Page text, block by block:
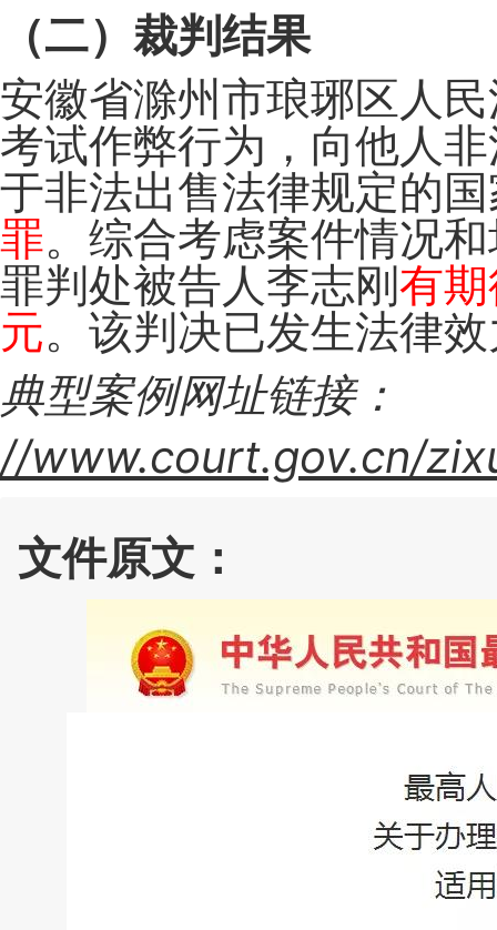
（二）裁判结果
安徽省滁州市琅琊区人
考试作弊行为，向他人
于非法出售法律规定的
罪。综合考虑案件情况
罪判处被告人李志刚有
元。该判决已发生法律
典型案例网址链接：
//www.court.gov.cn/
文件原文：